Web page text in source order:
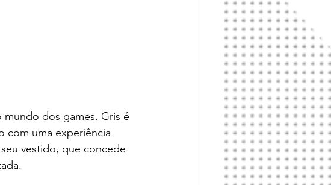
dos games. Gris é
com uma experiência
vestido, que concede